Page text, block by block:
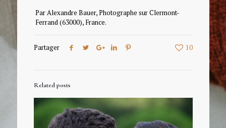
Par Alexandre Bauer, Photographe sur Clermont-
Ferrand (63000), France.
Partager 10
Related posts